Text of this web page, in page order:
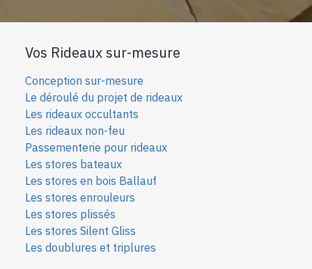
Vos Rideaux sur-mesure
Conception sur-mesure
Le déroulé du projet de rideaux
Les rideaux occultants
Les rideaux non-feu
Passementerie pour rideaux
Les stores bateaux
Les stores en bois Ballauf
Les stores enrouleurs
Les stores plissés
Les stores Silent Gliss
Les doublures et triplures